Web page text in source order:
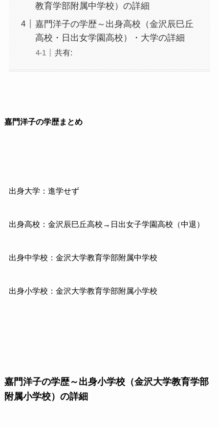
教育学部附属中学校）の詳細
嘉門洋子の学歴～出身高校（金沢辰巳丘
高校・日出女学園高校）・大学の詳細
共有:
嘉門洋子の学歴まとめ
出身大学：進学せず
出身高校：金沢辰巳丘高校→日出女子学園高校（中退）
出身中学校：金沢大学教育学部附属中学校
出身小学校：金沢大学教育学部附属小学校
嘉門洋子の学歴～出身小学校（金沢大学教育学部
附属小学校）の詳細